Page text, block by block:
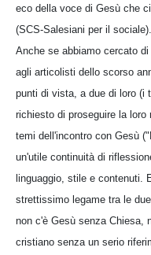
eco della voce di Gesù che
(SCS-Salesiani per il sociale).
Anche se abbiamo cercato
agli articolisti dello scorso
punti di vista, a due di loro (i
richiesto di proseguire la
temi dell'incontro con Gesù
un'utile continuità di
linguaggio, stile e contenuti.
strettissimo legame tra le
non c'è Gesù senza Chiesa,
cristiano senza un serio